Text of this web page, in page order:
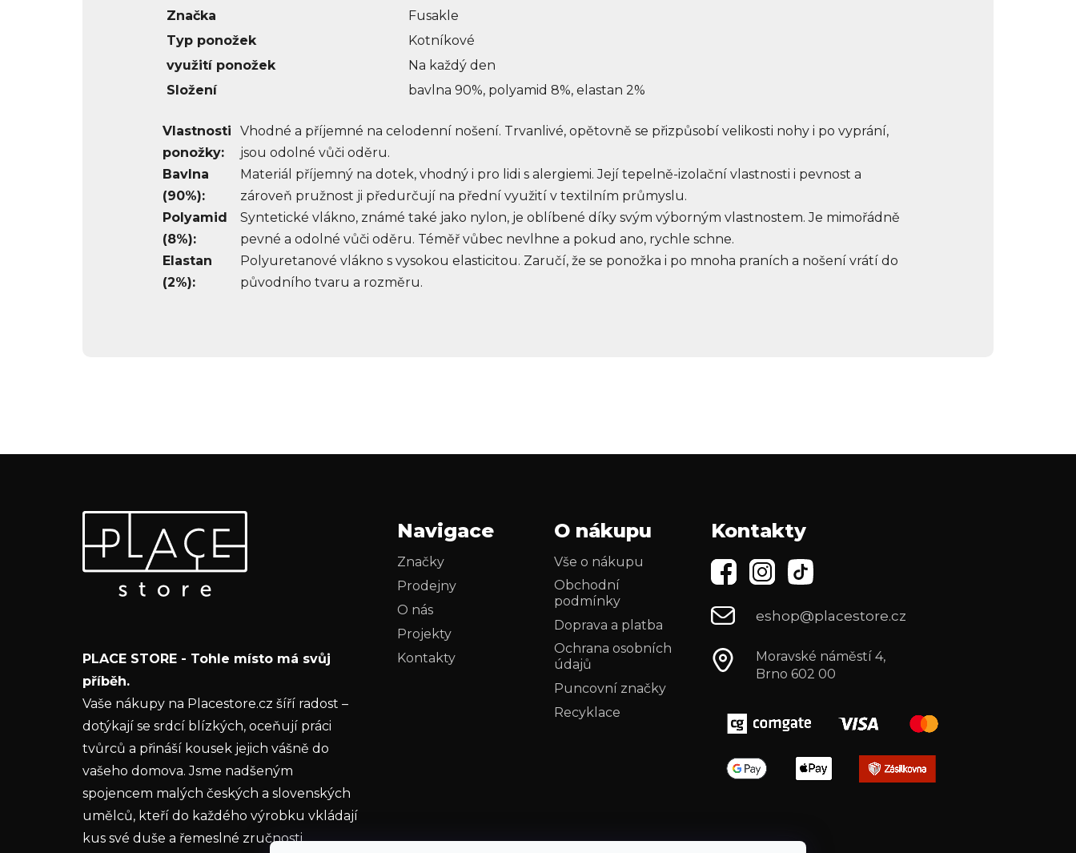
Značka
Fusakle
Typ ponožek
Kotníkové
využití ponožek
Na každý den
Složení
bavlna 90%, polyamid 8%, elastan 2%
Vlastnosti
ponožky:
Vhodné a příjemné na celodenní nošení. Trvanlivé, opětovně se přizpůsobí velikosti nohy i po vyprání,
jsou odolné vůči oděru.
Bavlna
(90%):
Materiál příjemný na dotek, vhodný i pro lidi s alergiemi. Její tepelně-izolační vlastnosti i pevnost a
zároveň pružnost ji předurčují na přední využití v textilním průmyslu.
Polyamid
(8%):
Syntetické vlákno, známé také jako nylon, je oblíbené díky svým výborným vlastnostem. Je mimořádně
pevné a odolné vůči oděru. Téměř vůbec nevlhne a pokud ano, rychle schne.
Elastan
(2%):
Polyuretanové vlákno s vysokou elasticitou. Zaručí, že se ponožka i po mnoha praních a nošení vrátí do
původního tvaru a rozměru.
Odebírat newsletter
Vložte svůj e-mail a my vám budeme zasílat
informace o nových produktech na našem e-
Vložením e-mailu souhlasíte s
ochrany osobních údajů
PŘIHLÁSIT SE
PLACE STORE - Tohle místo má svůj
příběh.
Vaše nákupy na Placestore.cz šíří radost –
dotýkají se srdcí blízkých, oceňují práci
tvůrců a přináší kousek jejich vášně do
vašeho domova. Jsme nadšeným
spojencem malých českých a slovenských
umělců, kteří do každého výrobku vkládají
kus své duše a řemeslné zručnosti.
Navigace
Značky
Prodejny
O nás
Projekty
Kontakty
O nákupu
Vše o nákupu
Obchodní
podmínky
Doprava a platba
Ochrana osobních
údajů
Puncovní značky
Recyklace
Kontakty
eshop@placestore.cz
Moravské náměstí 4,
Brno 602 00